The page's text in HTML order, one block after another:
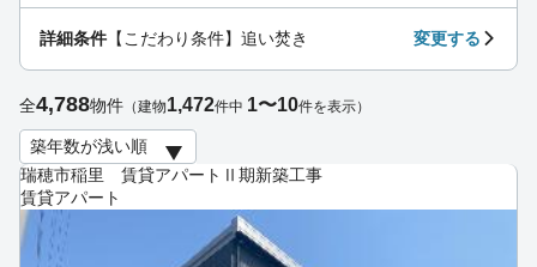
瑞穂市稲里 賃貸アパートⅡ期新築工事
賃貸アパート
詳細条件 【こだわり条件】追い焚き 変更する
全4,788物件 （建物1,472件中 1〜10件を表示）